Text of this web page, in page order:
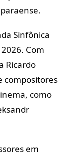
Sinfônica
Com
Ricardo
compositores
como
em